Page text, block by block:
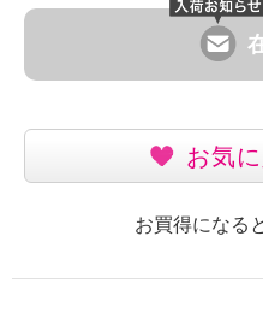
お気
お買得になる